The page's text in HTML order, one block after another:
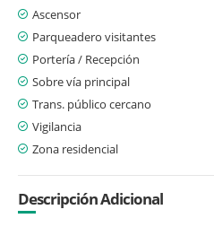
Ascensor
Parqueadero visitantes
Portería / Recepción
Sobre vía principal
Trans. público cercano
Vigilancia
Zona residencial
Descripción Adicional